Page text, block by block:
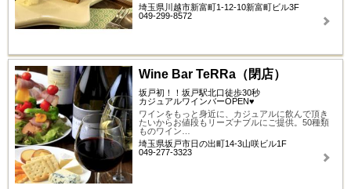
埼玉県川越市新富町1-12-10新富町ビル3F
049-299-8572
Wine Bar TeRRa（閉店）
坂戸初！！坂戸駅北口徒歩30秒
カジュアルワインバーOPEN♥
ワインをもっと身近に、カジュアルに飲んで頂き
たいからお値段もリーズナブルにご提供。50種類
ものワイン…
埼玉県坂戸市日の出町14-3山咲ビル1F
049-277-3323